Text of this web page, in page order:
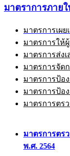
มาตราการภายใ
มาตรการเผ
มาตรการให้
มาตรการส่ง
มาตรการจัด
มาตรการป้อ
มาตรการป้อ
มาตรการตร
มาตรการตร
พ.ศ. 2564